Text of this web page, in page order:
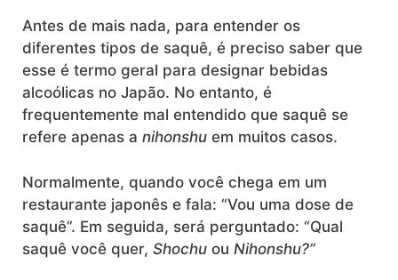
Antes de mais nada, para entender os
diferentes tipos de saquê, é preciso saber que
esse é termo geral para designar bebidas
alcoólicas no Japão. No entanto, é
frequentemente mal entendido que saquê se
refere apenas a nihonshu em muitos casos.
Normalmente, quando você chega em um
restaurante japonês e fala: “Vou uma dose de
saquê”. Em seguida, será perguntado: “Qual
saquê você quer, Shochu ou Nihonshu?”